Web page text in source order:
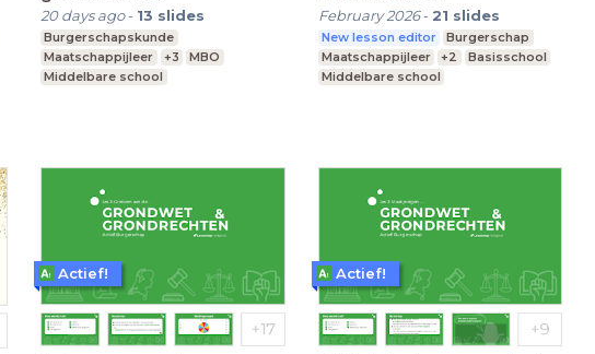
20 days ago- 13 slides
Burgerschapskunde
Maatschappijleer
+3
MBO
Middelbare school
February 2026- 21 slides
New lesson editor
Burgerschap
Maatschappijleer
+2
Basisschool
Middelbare school
Actief! Actief!